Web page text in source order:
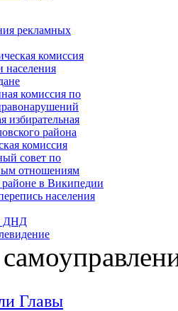
рекламных
комиссия
населения
комиссия по
избирательная
района
комиссия
совет по
отношениям
в Википедии
населения
ДНД
Главы